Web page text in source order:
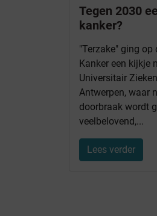
Tegen 2030
kanker?
"Terzake" ging op
Kanker een kijkje
Universitair
Antwerpen, waar
doorbraak wordt
veelbelovend,...
Lees verder